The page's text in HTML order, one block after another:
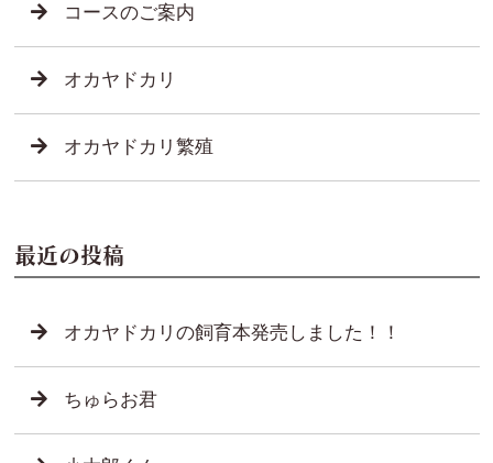
コースのご案内
オカヤドカリ
オカヤドカリ繁殖
最近の投稿
オカヤドカリの飼育本発売しました！！
ちゅらお君